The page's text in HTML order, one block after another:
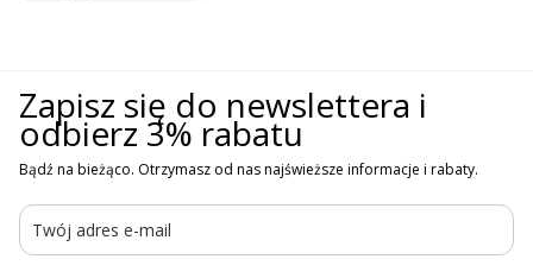
Zapisz się do newslettera i
odbierz 3% rabatu
Bądź na bieżąco. Otrzymasz od nas najświeższe informacje i rabaty.